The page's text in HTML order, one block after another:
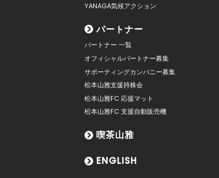
YANAGA気候アクション
パートナー
パートナー 一覧
オフィシャルパートナー募集
サポーティングカンパニー募集
松本山雅支援持株会
松本山雅FC 応援マット
松本山雅FC 支援自動販売機
喫茶山雅
ENGLISH